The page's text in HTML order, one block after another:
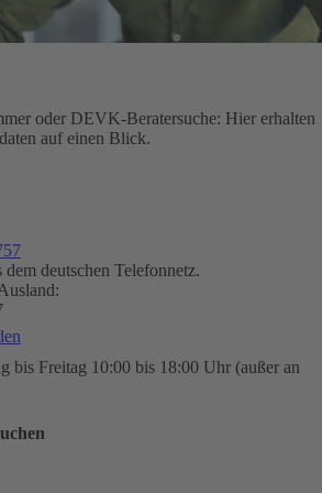
oder DEVK-Beratersuche: Hier erhalten
auf einen Blick.
deutschen Telefonnetz.
bis Freitag 10:00 bis 18:00 Uhr (außer an